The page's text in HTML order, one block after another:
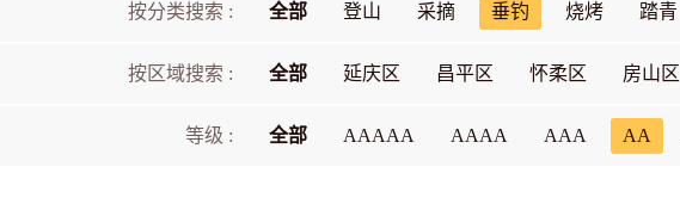
按分类搜索 : 全部 登山 采摘 垂钓 烧烤 踏青
按区域搜索 : 全部 延庆区 昌平区 怀柔区 房山区
等级 : 全部 AAAAA AAAA AAA AA